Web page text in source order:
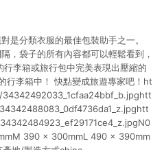
是分類衣服的最佳包裝助手之一。
，袋子的所有內容都可以輕鬆看到，
李箱或旅行包中完美表現出壓縮的
行李箱中！ 快點變成旅遊專家吧！ht
390 x 300mmL 490 x 390mm